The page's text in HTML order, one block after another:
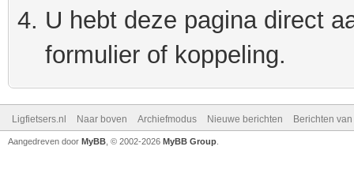
U hebt deze pagina direct
formulier of koppeling.
Ligfietsers.nl Naar boven Archiefmodus Nieuwe berichten Berichten
Aangedreven door MyBB , © 2002-2026 MyBB Group